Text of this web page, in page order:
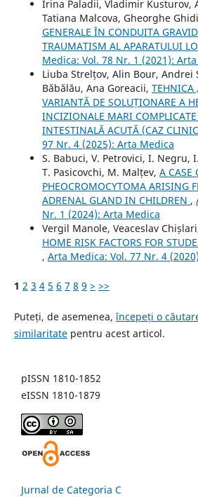
Irina Paladii, Vladimir Kusturov,
Tatiana Malcova, Gheorghe
GENERALE ÎN CONDUITA
TRAUMATISM AL APARATULUI
Medica: Vol. 78 Nr. 1 (2021):
Liuba Strelțov, Alin Bour, Andrei
Băbălău, Ana Goreacii, TEHNICA
VARIANTĂ DE SOLUȚIONARE A
INCIZIONALE MARI
INTESTINALĂ ACUTĂ (CAZ
97 Nr. 4 (2025): Arta Medica
S. Babuci, V. Petrovici, I. Negru,
T. Pasicovchi, M. Malțev, A CASE
PHEOCROMOCYTOMA ARISING
ADRENAL GLAND IN CHILDREN ,
Nr. 1 (2024): Arta Medica
Vergil Manole, Veaceslav
HOME RISK FACTORS FOR
, Arta Medica: Vol. 77 Nr. 4
1 2 3 4 5 6 7 8 9 > >>
Puteți, de asemenea,începeți o
similaritatepentru acest articol.
pISSN 1810-1852
eISSN 1810-1879
Jurnal de Categoria C